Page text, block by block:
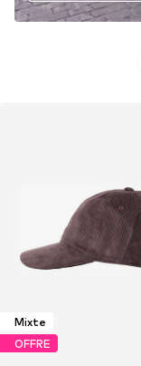
Mixte
OFFRE